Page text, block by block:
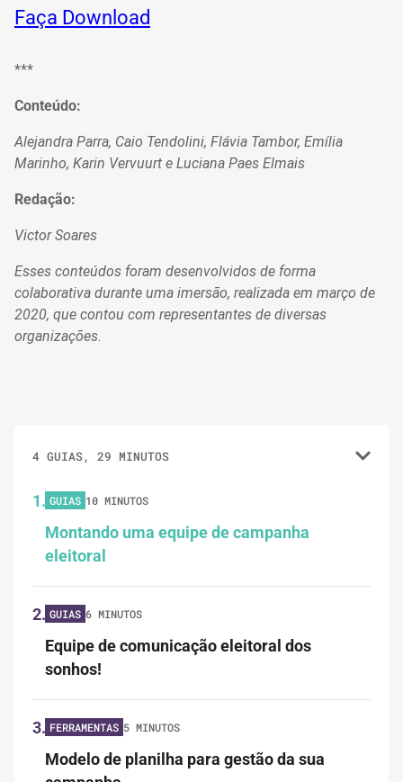
Faça Download
***
Conteúdo:
Alejandra Parra, Caio Tendolini, Flávia Tambor, Emília
Marinho, Karin Vervuurt e Luciana Paes Elmais
Redação:
Victor Soares
Esses conteúdos foram desenvolvidos de forma
colaborativa durante uma imersão, realizada em março de
2020, que contou com representantes de diversas
organizações.
4 GUIAS, 29 MINUTOS
1. GUIAS 10 MINUTOS
Montando uma equipe de campanha
eleitoral
2. GUIAS 6 MINUTOS
Equipe de comunicação eleitoral dos
sonhos!
3. FERRAMENTAS 5 MINUTOS
Modelo de planilha para gestão da sua